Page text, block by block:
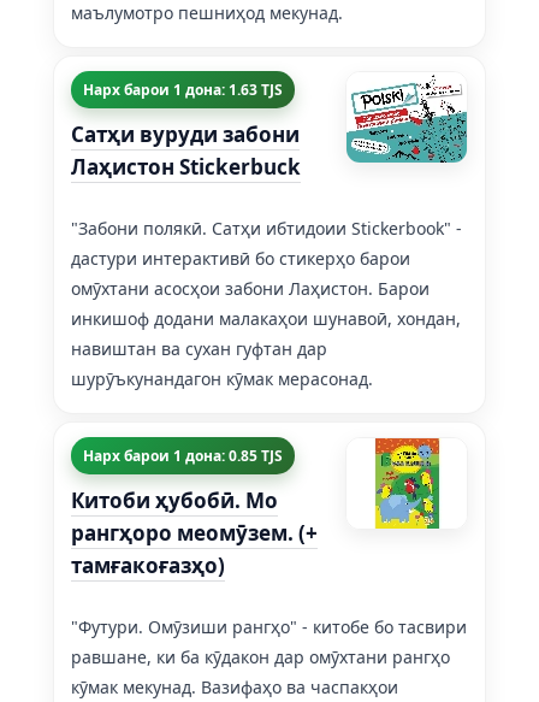
маълумотро пешниҳод мекунад.
Нарх барои 1 дона: 1.63 TJS
Сатҳи вуруди забони
Лаҳистон Stickerbuck
"Забони полякӣ. Сатҳи ибтидоии Stickerbook" -
дастури интерактивӣ бо стикерҳо барои
омӯхтани асосҳои забони Лаҳистон. Барои
инкишоф додани малакаҳои шунавоӣ, хондан,
навиштан ва сухан гуфтан дар
шурӯъкунандагон кӯмак мерасонад.
Нарх барои 1 дона: 0.85 TJS
Китоби ҳубобӣ. Мо
рангҳоро меомӯзем. (+
тамғакоғазҳо)
"Футури. Омӯзиши рангҳо" - китобе бо тасвири
равшане, ки ба кӯдакон дар омӯхтани рангҳо
кӯмак мекунад. Вазифаҳо ва часпакҳои